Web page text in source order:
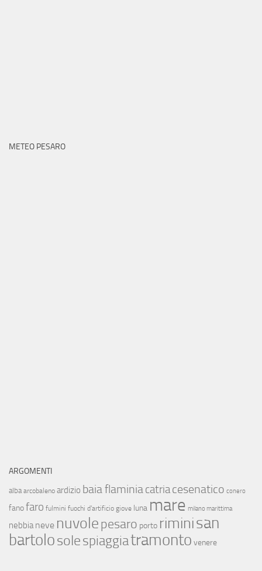
METEO PESARO
ARGOMENTI
alba arcobaleno ardizio baia flaminiacatriacesenatico conero
fanofaro fulmini fuochi d'artificio giove luna mare milano marittima
nebbia neve nuvolepesaro porto riminisan
bartolosolespiaggiatramonto venere